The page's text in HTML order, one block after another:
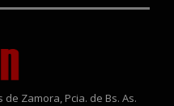
de Zamora, Pcia. de Bs. As.